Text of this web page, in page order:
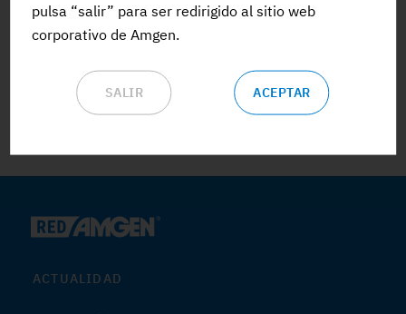
pulsa “salir” para ser redirigido al sitio web
corporativo de Amgen.
SALIR ACEPTAR
09 ABR 2024
Los últimos avances en mieloma múltiple llegan a
Turín en el EMN 2024
#NovedadesCientificas #Congreso
ACTUALIDAD